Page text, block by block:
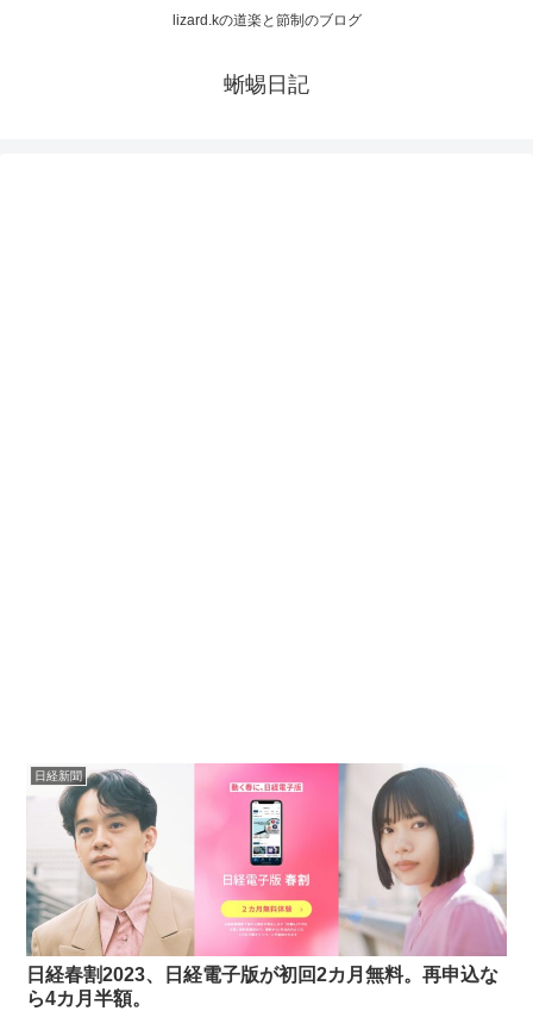
lizard.kの道楽と節制のブログ
蜥蜴日記
日経新聞
日経春割2023、日経電子版が初回2カ月無料。再申込な
ら4カ月半額。